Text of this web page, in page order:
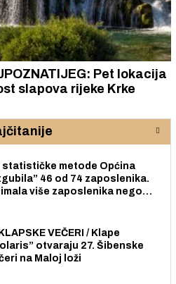
Pet lokacija
slapova rijeke Krke
statističke metode Općina
46 od 74 zaposlenika.
imala više zaposlenika nego
VEČERI / Klape
otvaraju 27. Šibenske
na Maloj loži